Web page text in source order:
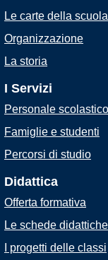
Le carte della scuola
Organizzazione
La storia
I Servizi
Personale scolastico
Famiglie e studenti
Percorsi di studio
Didattica
Offerta formativa
Le schede didattiche
I progetti delle classi